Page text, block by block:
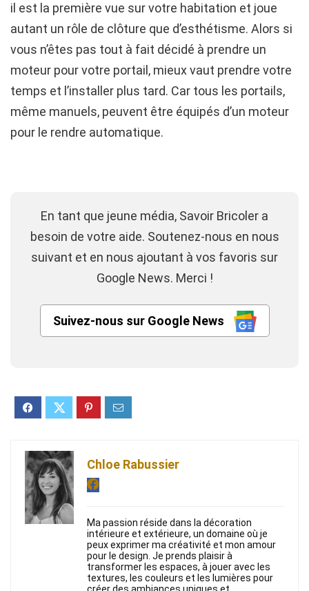
il est la première vue sur votre habitation et joue
autant un rôle de clôture que d’esthétisme. Alors si
vous n’êtes pas tout à fait décidé à prendre un
moteur pour votre portail, mieux vaut prendre votre
temps et l’installer plus tard. Car tous les portails,
même manuels, peuvent être équipés d’un moteur
pour le rendre automatique.
En tant que jeune média, Savoir Bricoler a
besoin de votre aide. Soutenez-nous en nous
suivant et en nous ajoutant à vos favoris sur
Google News. Merci !
Suivez-nous sur Google News
Chloe Rabussier
Ma passion réside dans la décoration
intérieure et extérieure, un domaine où je
peux exprimer ma créativité et mon amour
pour le design. Je prends plaisir à
transformer les espaces, à jouer avec les
textures, les couleurs et les lumières pour